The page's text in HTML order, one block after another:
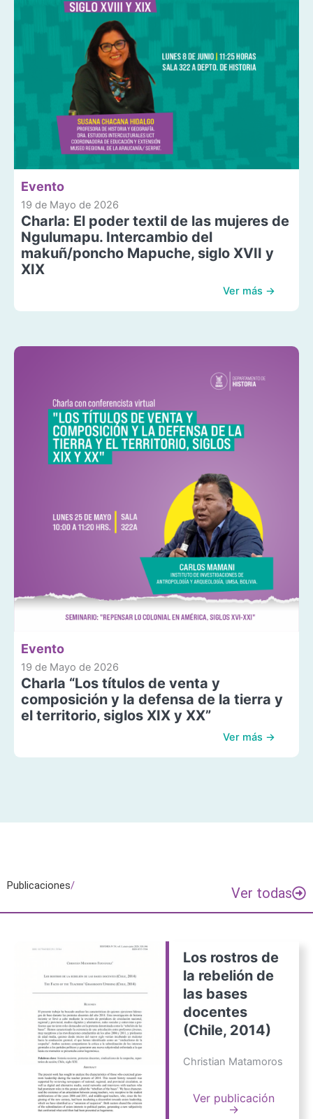
Evento
19 de Mayo de 2026
Charla: El poder textil de las mujeres de
Ngulumapu. Intercambio del
makuñ/poncho Mapuche, siglo XVII y
XIX
Ver más →
Evento
19 de Mayo de 2026
Charla “Los títulos de venta y
composición y la defensa de la tierra y
el territorio, siglos XIX y XX”
Ver más →
Publicaciones/ Ver todas
Los rostros de
la rebelión de
las bases
docentes
(Chile, 2014)
Christian Matamoros
Ver publicación
→